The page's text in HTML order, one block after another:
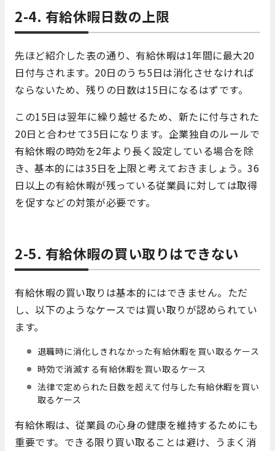
2-4. 有給休暇日数の上限
先ほど紹介した表の通り、有給休暇は1年間に最大20
日付与されます。20日のうち5日は消化させなければ
ならないため、残りの日数は15日になるはずです。
この15日は翌年に繰り越せるため、新たに付与された
20日と合わせて35日になります。企業独自のルールで
有給休暇の時効を2年より長く設定している場合を除
き、基本的には35日を上限と考えておきましょう。36
日以上の有給休暇が残っている従業員に対しては取得
を促すなどの対策が必要です。
2-5. 有給休暇の買い取りはできない
有給休暇の買い取りは基本的にはできません。ただ
し、以下のようなケースでは買い取りが認められてい
ます。
退職時に消化しきれなかった有給休暇を買い取るケース
時効で消滅する有給休暇を買い取るケース
法律で定められた日数を超えて付与した有給休暇を買い
取るケース
有給休暇は、従業員の心身の健康を維持するためにも
重要です。できる限り買い取ることは避け、うまく消